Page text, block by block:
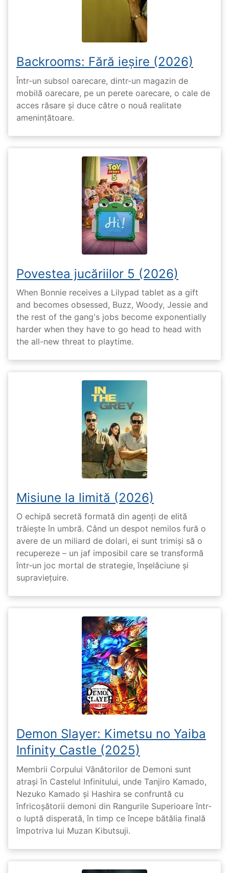
Backrooms: Fără ieșire (2026)
Într-un subsol oarecare, dintr-un magazin de
mobilă oarecare, pe un perete oarecare, o cale de
acces răsare și duce către o nouă realitate
amenințătoare.
Povestea jucăriilor 5 (2026)
When Bonnie receives a Lilypad tablet as a gift
and becomes obsessed, Buzz, Woody, Jessie and
the rest of the gang's jobs become exponentially
harder when they have to go head to head with
the all-new threat to playtime.
Misiune la limită (2026)
O echipă secretă formată din agenți de elită
trăiește în umbră. Când un despot nemilos fură o
avere de un miliard de dolari, ei sunt trimiși să o
recupereze – un jaf imposibil care se transformă
într-un joc mortal de strategie, înșelăciune și
supraviețuire.
Demon Slayer: Kimetsu no Yaiba
Infinity Castle (2025)
Membrii Corpului Vânătorilor de Demoni sunt
atrași în Castelul Infinitului, unde Tanjiro Kamado,
Nezuko Kamado și Hashira se confruntă cu
înfricoșătorii demoni din Rangurile Superioare într-
o luptă disperată, în timp ce începe bătălia finală
împotriva lui Muzan Kibutsuji.